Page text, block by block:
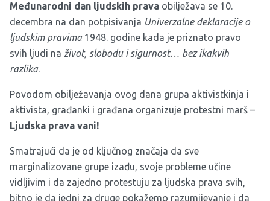
Međunarodni dan ljudskih prava obilježava se 10.
decembra na dan potpisivanja Univerzalne deklaracije o
ljudskim pravima 1948. godine kada je priznato pravo
svih ljudi na život, slobodu i sigurnost… bez ikakvih
razlika.
Povodom obilježavanja ovog dana grupa aktivistkinja i
aktivista, građanki i građana organizuje protestni marš –
Ljudska prava vani!
Smatrajući da je od ključnog značaja da sve
marginalizovane grupe izađu, svoje probleme učine
vidljivim i da zajedno protestuju za ljudska prava svih,
bitno je da jedni za druge pokažemo razumijevanje i da